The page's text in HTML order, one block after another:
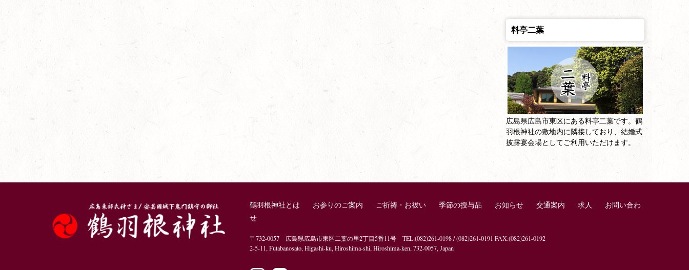
料亭二葉
広島県広島市東区にある料亭二葉です。鶴
羽根神社の敷地内に隣接しており、結婚式
披露宴会場としてご利用いただけます。
鶴羽根神社とは お参りのご案内 ご祈祷・お祓い 季節の授与品 お知らせ 交通案内 求人
お問い合わ
せ
〒732-0057 広島県広島市東区二葉の里2丁目5番11号 TEL:(082)261-0198 / (082)261-0191 FAX:(082)261-0192
2-5-11, Futabanosato, Higashi-ku, Hiroshima-shi, Hiroshima-ken, 732-0057, Japan